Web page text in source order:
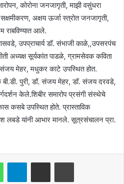
कोरोना जनजागृती, माझी वसुंधरा
अक्षय ऊर्जा स्त्रोत जनजागृती,
राबविण्यात आले.
उपप्राचार्य डॉ. संभाजी काळे,,उपसरपंच
अध्यक्ष सूर्यकांत पाडळे, ग्रामसेवक कविता
मेहर, मधुकर काटे उपस्थित होत.
बी.डी. पुरी, डॉ. संजय मेहर, डॉ. संजय दरवडे,
केले.शिबीर समारोप प्रसंगी संस्थेचे
कसबे उपस्थित होते. प्रास्ताविक
लबडे यांनी आभार मानले. सूत्रसंचालन प्रा.
WhatsAppTelegramShare via Email Print